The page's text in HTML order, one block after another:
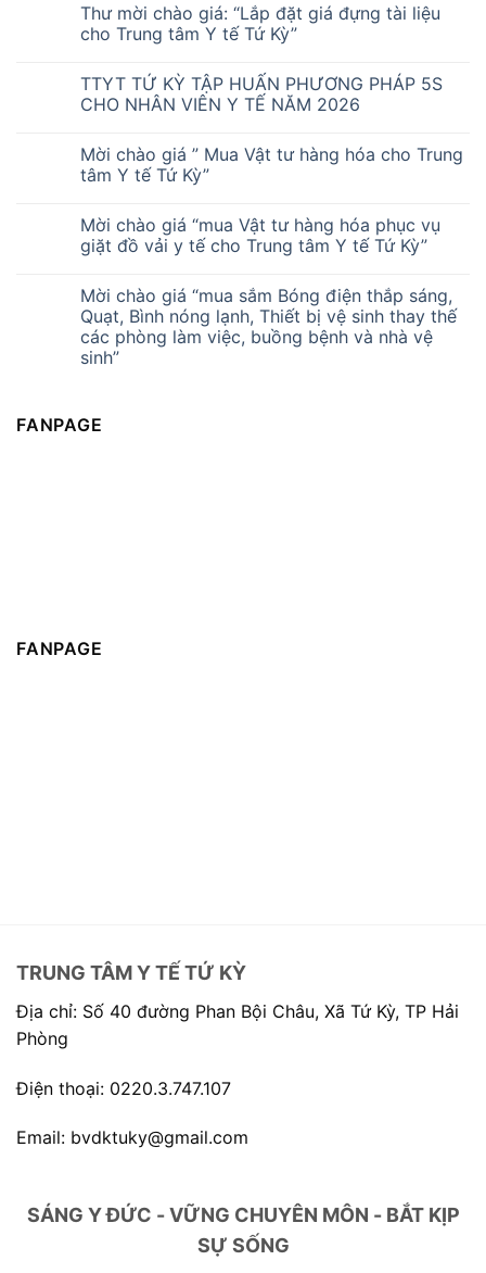
Thư mời chào giá: “Lắp đặt giá đựng tài liệu
cho Trung tâm Y tế Tứ Kỳ”
TTYT TỨ KỲ TẬP HUẤN PHƯƠNG PHÁP 5S
CHO NHÂN VIÊN Y TẾ NĂM 2026
Mời chào giá ” Mua Vật tư hàng hóa cho Trung
tâm Y tế Tứ Kỳ”
Mời chào giá “mua Vật tư hàng hóa phục vụ
giặt đồ vải y tế cho Trung tâm Y tế Tứ Kỳ”
Mời chào giá “mua sắm Bóng điện thắp sáng,
Quạt, Bình nóng lạnh, Thiết bị vệ sinh thay thế
các phòng làm việc, buồng bệnh và nhà vệ
sinh”
FANPAGE
FANPAGE
TRUNG TÂM Y TẾ TỨ KỲ
Địa chỉ: Số 40 đường Phan Bội Châu, Xã Tứ Kỳ, TP Hải
Phòng
Điện thoại: 0220.3.747.107
Email: bvdktuky@gmail.com
SÁNG Y ĐỨC - VỮNG CHUYÊN MÔN - BẮT KỊP
SỰ SỐNG